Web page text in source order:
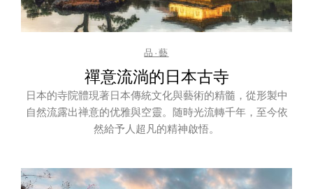
品·藝
禪意流淌的日本古寺
日本的寺院體現著日本傳統文化與藝術的精髓，從形製中
自然流露出禅意的优雅與空靈。随時光流轉千年，至今依
然給予人超凡的精神啟悟。